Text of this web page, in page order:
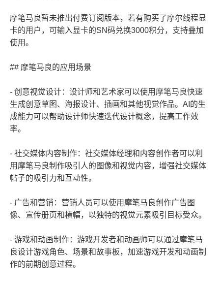
摩笔马良暂未推出付费订阅版本，若有购买了摩尔线程显
卡的用户，可输入显卡的SN码兑换3000积分，支持叠加
使用。
## 摩笔马良的应用场景
- 创意视觉设计：设计师和艺术家可以使用摩笔马良快速
生成创意草图、海报设计、插画和其他视觉作品。AI的生
成能力可以帮助设计师快速迭代设计概念，提高工作效
率。
- 社交媒体内容制作：社交媒体经理和内容创作者可以利
用摩笔马良制作吸引人的图像和视觉内容，增强社交媒体
帖子的吸引力和互动性。
- 广告和营销：营销人员可以使用摩笔马良创作广告图
像、宣传册页和横幅，以独特的视觉元素吸引目标受众。
- 游戏和动画制作：游戏开发者和动画师可以通过摩笔马
良设计游戏角色、场景和故事板，加速游戏开发和动画制
作的前期创意过程。